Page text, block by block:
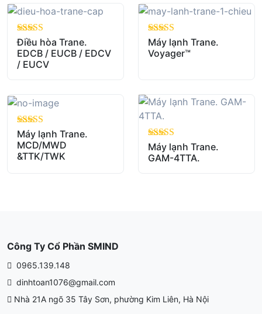
out of 5
Điều hòa Trane.
EDCB / EUCB / EDCV
/ EUCV
out of 5
Máy lạnh Trane.
Voyager™
out of 5
Máy lạnh Trane.
MCD/MWD
&TTK/TWK
out of 5
Máy lạnh Trane.
GAM-4TTA.
Công Ty Cổ Phần SMIND
0965.139.148
dinhtoan1076@gmail.com
Nhà 21A ngõ 35 Tây Sơn, phường Kim Liên, Hà Nội